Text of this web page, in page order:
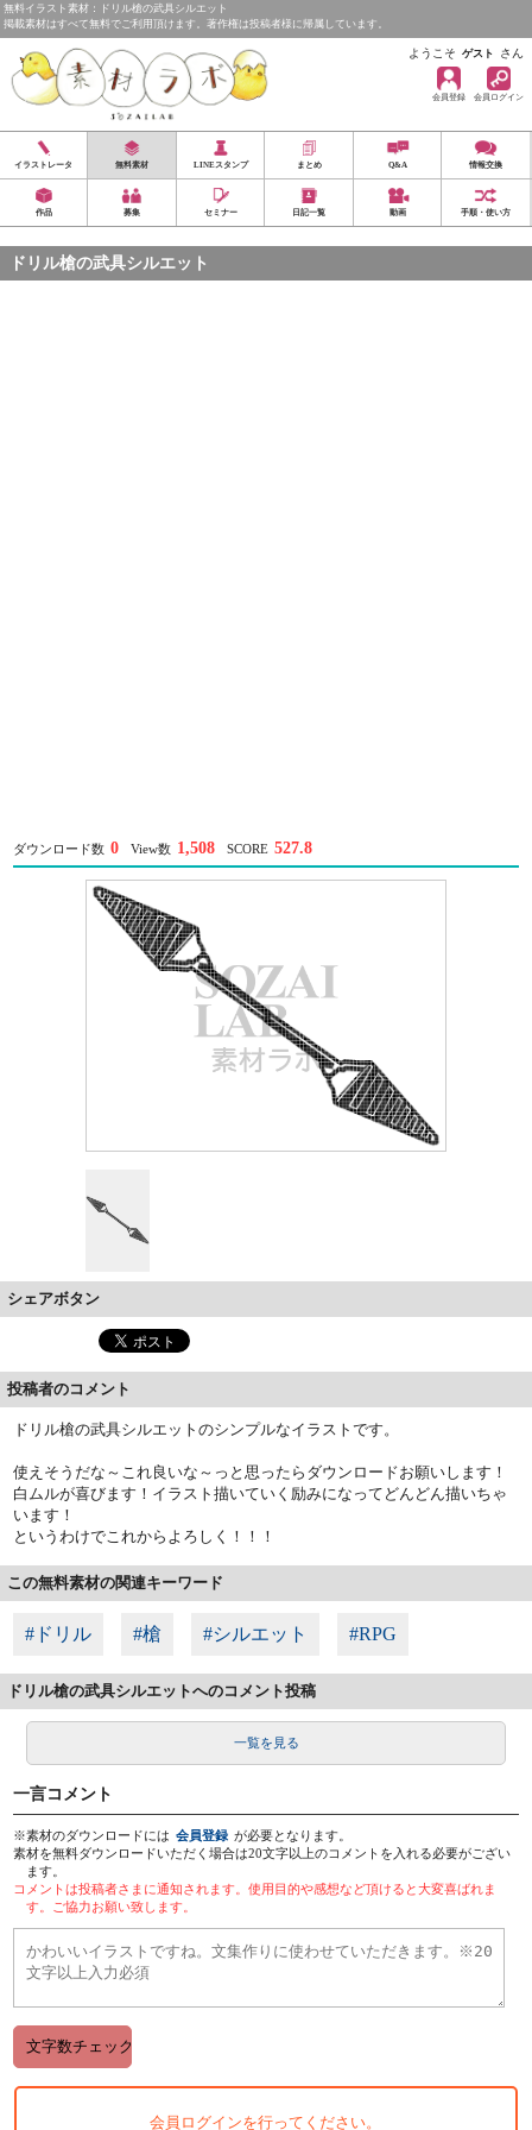
無料イラスト素材：ドリル槍の武具シルエット
掲載素材はすべて無料でご利用頂けます。著作権は投稿者様に帰属しています。
ようこそ ゲスト さん
会員登録 会員ログイン
イラストレータ 無料素材 LINEスタンプ まとめ Q&A 情報交換
作品 募集 セミナー 日記一覧 動画 手順・使い方
ドリル槍の武具シルエット
ダウンロード数 0 View数 1,508 SCORE 527.8
シェアボタン
投稿者のコメント
ドリル槍の武具シルエットのシンプルなイラストです。
使えそうだな～これ良いな～っと思ったらダウンロードお願いします！
白ムルが喜びます！イラスト描いていく励みになってどんどん描いちゃ
います！
というわけでこれからよろしく！！！
この無料素材の関連キーワード
#ドリル #槍 #シルエット #RPG
ドリル槍の武具シルエットへのコメント投稿
一覧を見る
一言コメント
※素材のダウンロードには 会員登録 が必要となります。
素材を無料ダウンロードいただく場合は20文字以上のコメントを入れる必要がござい
ます。
コメントは投稿者さまに通知されます。使用目的や感想など頂けると大変喜ばれま
す。ご協力お願い致します。
会員ログインを行ってください。